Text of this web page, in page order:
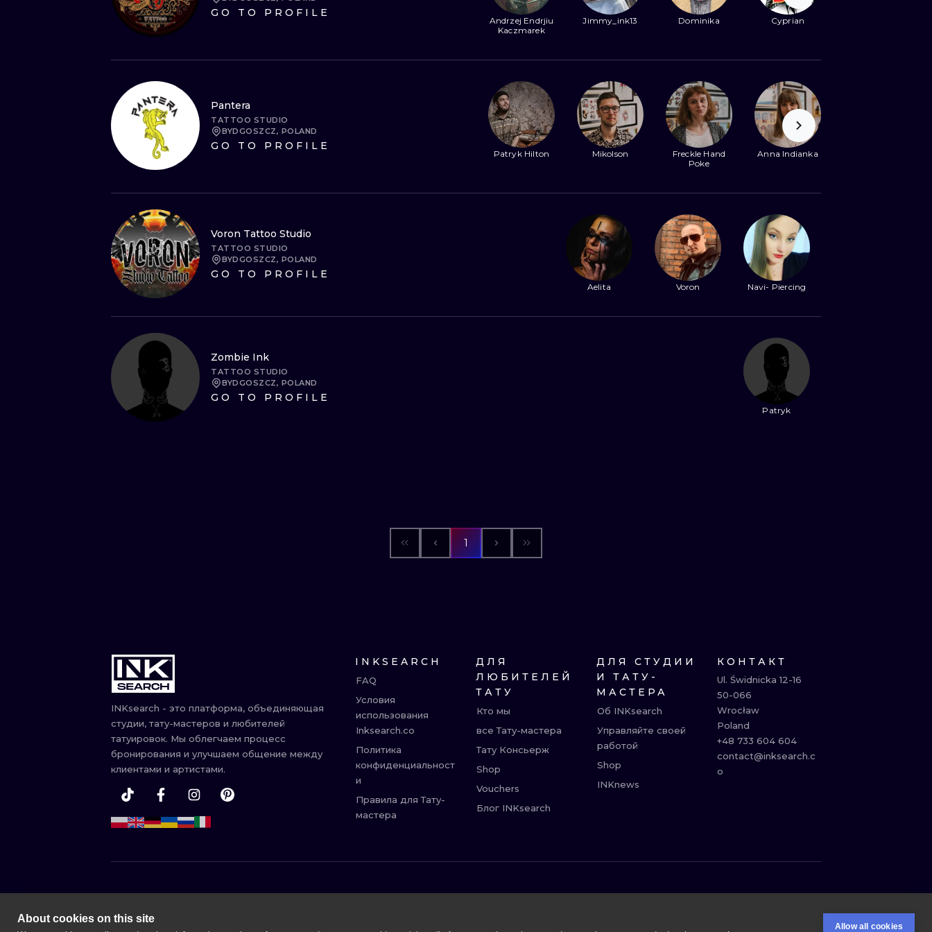
ИЛЛЮСТРАЦИЯ
ТРАДИЦИОННЫЙ
GO TO PROFILE
Andrzej Endrjiu
Kaczmarek
Jimmy_ink13 Dominika Cyprian
Pantera
TATTOO STUDIO
BYDGOSZCZ, POLAND
GO TO PROFILE
Patryk Hilton Mikolson
Freckle Hand
Poke
Anna Indianka
Voron Tattoo Studio
TATTOO STUDIO
BYDGOSZCZ, POLAND
GO TO PROFILE
Aelita Voron Navi- Piercing
Zombie Ink
TATTOO STUDIO
BYDGOSZCZ, POLAND
GO TO PROFILE
Patryk
1
INKsearch - это платформа, объединяющая
студии, тату-мастеров и любителей
татуировок. Мы облегчаем процесс
бронирования и улучшаем общение между
клиентами и артистами.
INKSEARCH
FAQ
Условия
использования
Inksearch.co
Политика
конфиденциальност
и
Правила для Тату-
мастера
ДЛЯ
ЛЮБИТЕЛЕЙ
ТАТУ
Кто мы
все Тату-мастера
Тату Консьерж
Shop
Vouchers
Блог INKsearch
ДЛЯ СТУДИИ
И ТАТУ-
МАСТЕРА
Об INKsearch
Управляйте своей
работой
Shop
INKnews
КОНТАКТ
Ul. Świdnicka 12-16
50-066
Wrocław
Poland
+48 733 604 604
contact@inksearch.c
o
ЭДИНБУРГ
About cookies on this site
Allow all cookies